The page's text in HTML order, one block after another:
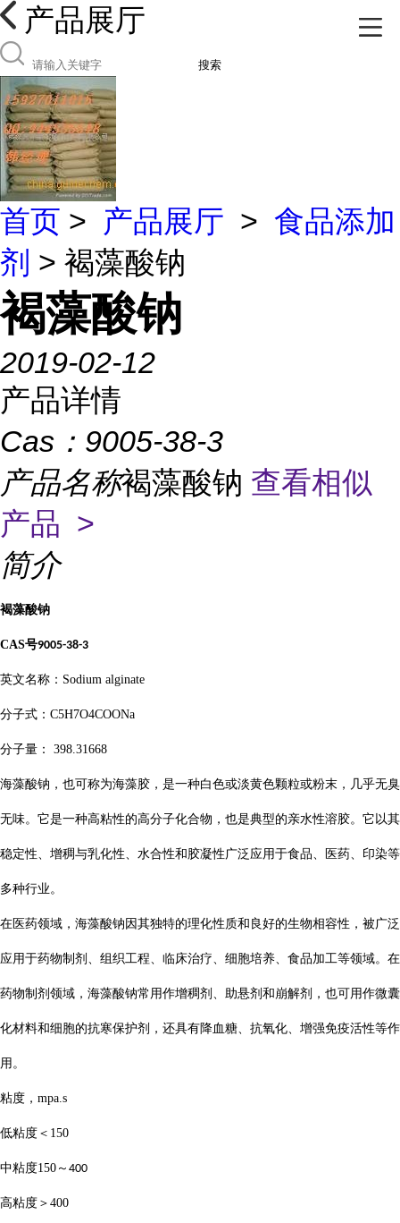
产品展厅
搜索
首页 > 产品展厅 > 食品添加
剂 > 褐藻酸钠
褐藻酸钠
2019-02-12
产品详情
Cas： 9005-38-3
产品名称褐藻酸钠 查看相似
产品 >
简介
褐藻酸钠
CAS号9005-38-3
英文名称：Sodium alginate
分子式：C5H7O4COONa
分子量： 398.31668
海藻酸钠，也可称为海藻胶，是一种白色或淡黄色颗粒或粉末，几乎无臭
无味。它是一种高粘性的高分子化合物，也是典型的亲水性溶胶。它以其
稳定性、增稠与乳化性、水合性和胶凝性广泛应用于食品、医药、印染等
多种行业。
在医药领域，海藻酸钠因其独特的理化性质和良好的生物相容性，被广泛
应用于药物制剂、组织工程、临床治疗、细胞培养、食品加工等领域。在
药物制剂领域，海藻酸钠常用作增稠剂、助悬剂和崩解剂，也可用作微囊
化材料和细胞的抗寒保护剂，还具有降血糖、抗氧化、增强免疫活性等作
用。
粘度， mpa.s
低粘度＜ 150
中粘度150 ～ 400
高粘度＞ 400